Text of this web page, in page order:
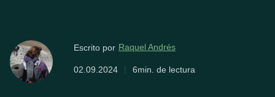
Escrito por Raquel Andrés
02.09.2024 | 6min. de lectura